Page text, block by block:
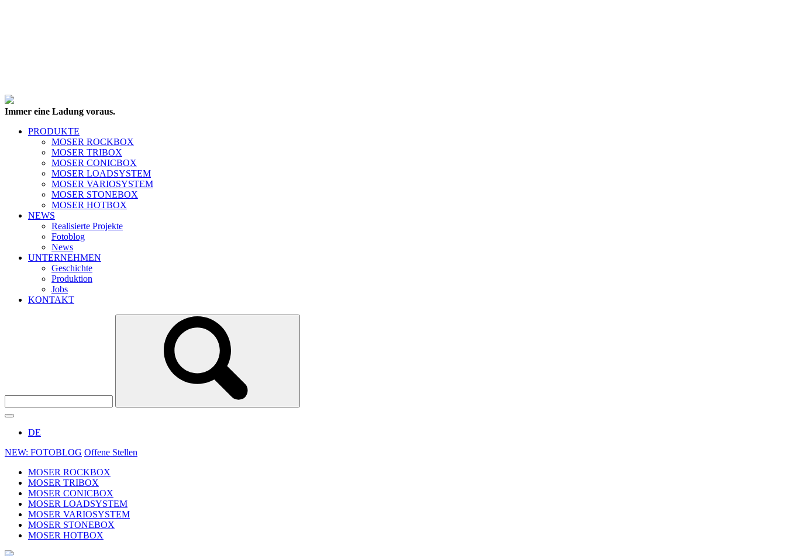
Immer eine Ladung voraus.
PRODUKTE
MOSER ROCKBOX
MOSER TRIBOX
MOSER CONICBOX
MOSER LOADSYSTEM
MOSER VARIOSYSTEM
MOSER STONEBOX
MOSER HOTBOX
NEWS
Realisierte Projekte
Fotoblog
News
UNTERNEHMEN
Geschichte
Produktion
Jobs
KONTAKT
DE
NEW: FOTOBLOG Offene Stellen
MOSER ROCKBOX
MOSER TRIBOX
MOSER CONICBOX
MOSER LOADSYSTEM
MOSER VARIOSYSTEM
MOSER STONEBOX
MOSER HOTBOX